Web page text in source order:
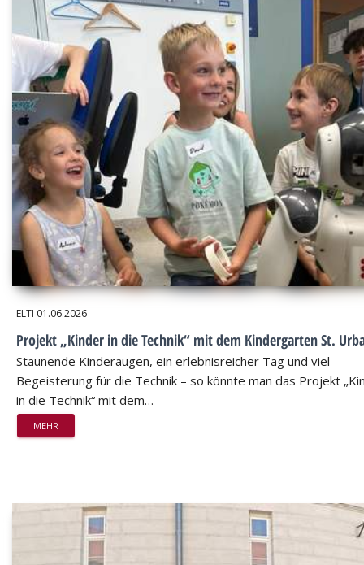
ELTI 01.06.2026
Projekt „Kinder in die Technik“ mit dem Kindergarten St.
Staunende Kinderaugen, ein erlebnisreicher Tag und viel
Begeisterung für die Technik – so könnte man das Projekt
in die Technik“ mit dem…
MEHR